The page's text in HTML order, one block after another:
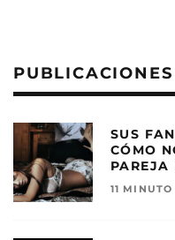
SUS
CÓMO
PAREJA
11